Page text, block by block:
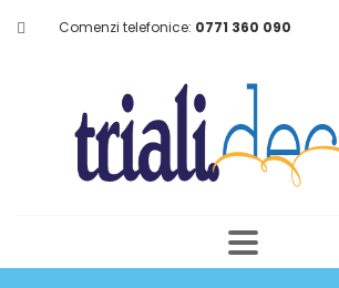
Comenzi telefonice: 0771 360 090